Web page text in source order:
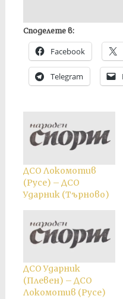
Споделете в:
Facebook
Telegram
ДСО Локомотив
(Русе) – ДСО
Ударник (Търново)
ДСО Ударник
(Плевен) – ДСО
Локомотив (Русе)